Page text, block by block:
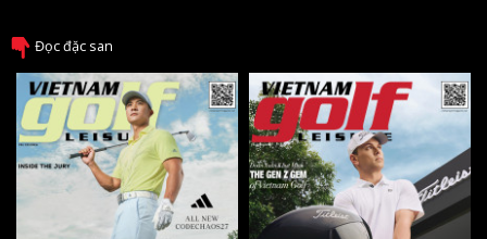
Đọc đặc san